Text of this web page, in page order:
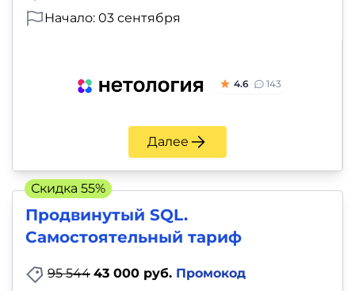
Начало: 03 сентября
4.6 143
Далее
Продвинутый SQL.
Самостоятельный тариф
95 544 43 000 руб. Промокод
Скидка 55%